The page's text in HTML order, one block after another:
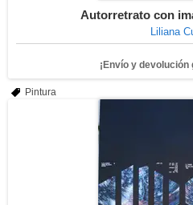
Autorretrato con
Liliana
¡Envío y devolución
Pintura